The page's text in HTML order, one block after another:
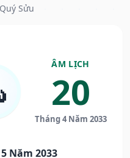
Sửu
ÂM LỊCH
20
Tháng 4 Năm 2033
Năm 2033